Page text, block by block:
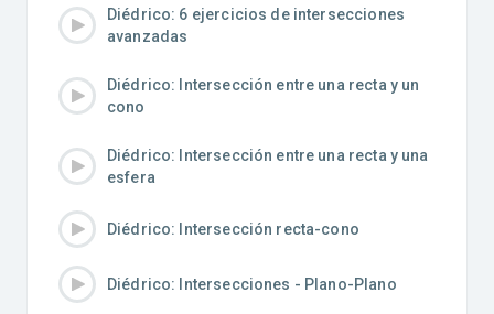
Diédrico: 6 ejercicios de intersecciones
avanzadas
Diédrico: Intersección entre una recta y un
cono
Diédrico: Intersección entre una recta y una
esfera
Diédrico: Intersección recta-cono
Diédrico: Intersecciones - Plano-Plano